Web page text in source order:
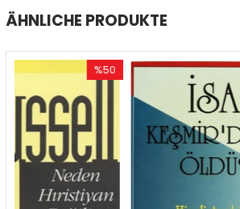
ÄHNLICHE PRODUKTE
%50
%50Rabatt
%50
Rabatt
%50Rabatt